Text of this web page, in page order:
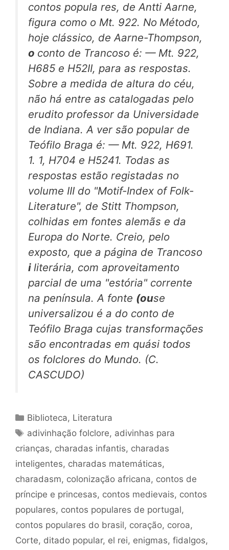
contos popula res, de Antti Aarne,
figura como o Mt. 922. No Método,
hoje clássico, de Aarne-Thompson,
o conto de Trancoso é: — Mt. 922,
H685 e H52II, para as respostas.
Sobre a medida de altura do céu,
não há entre as catalogadas pelo
erudito professor da Universidade
de Indiana. A ver são popular de
Teófilo Braga é: — Mt. 922, H691.
1. 1, H704 e H5241. Todas as
respostas estão registadas no
volume III do "Motif-Index of Folk-
Literature", de Stitt Thompson,
colhidas em fontes alemãs e da
Europa do Norte. Creio, pelo
exposto, que a página de Trancoso
i literária, com aproveitamento
parcial de uma "estória" corrente
na península. A fonte (ouse
universalizou é a do conto de
Teófilo Braga cujas transformações
são encontradas em quási todos
os folclores do Mundo. (C.
CASCUDO)
Categorias
Biblioteca, Literatura
Tags
adivinhação folclore, adivinhas para
crianças, charadas infantis, charadas
inteligentes, charadas matemáticas,
charadasm, colonização africana, contos de
príncipe e princesas, contos medievais, contos
populares, contos populares de portugal,
contos populares do brasil, coração, coroa,
Corte, ditado popular, el rei, enigmas, fidalgos,